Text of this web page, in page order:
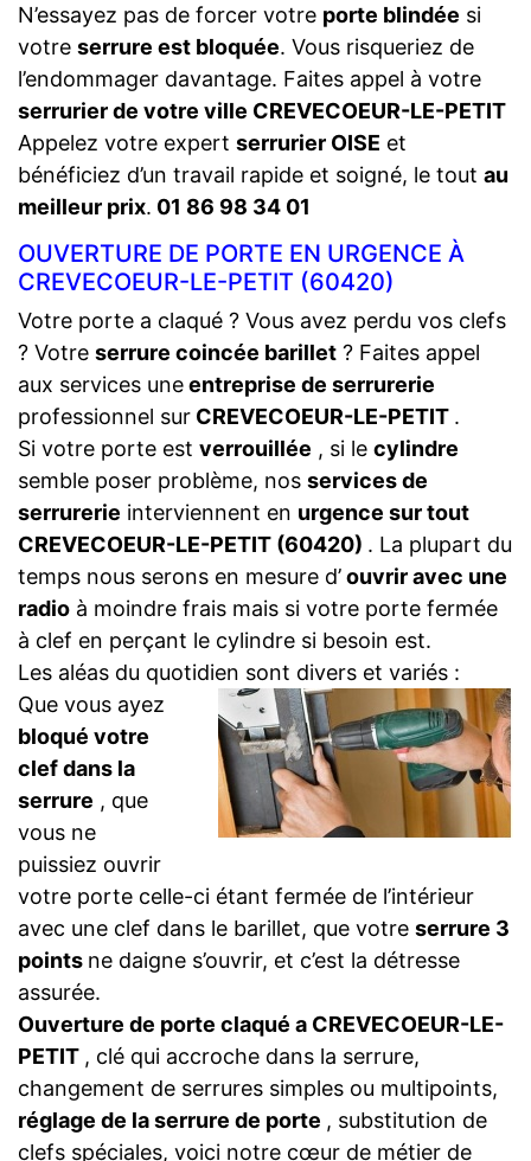
N’essayez pas de forcer votre porte blindée si
votre serrure est bloquée. Vous risqueriez de
l’endommager davantage. Faites appel à votre
serrurier de votre ville CREVECOEUR-LE-PETIT
Appelez votre expert serrurier OISE et
bénéficiez d’un travail rapide et soigné, le tout au
meilleur prix. 01 86 98 34 01
OUVERTURE DE PORTE EN URGENCE À
CREVECOEUR-LE-PETIT (60420)
Votre porte a claqué ? Vous avez perdu vos clefs
? Votre serrure coincée barillet ? Faites appel
aux services uneentreprise de serrurerie
professionnel sur CREVECOEUR-LE-PETIT .
Si votre porte est verrouillée , si le cylindre
semble poser problème, nos services de
serrurerie interviennent en urgence sur tout
CREVECOEUR-LE-PETIT (60420) . La plupart du
temps nous serons en mesure d’ouvrir avec une
radio à moindre frais mais si votre porte fermée
à clef en perçant le cylindre si besoin est.
Les aléas du quotidien sont divers et variés :
Que vous ayez
bloqué votre
clef dans la
serrure , que
vous ne
puissiez ouvrir
votre porte celle-ci étant fermée de l’intérieur
avec une clef dans le barillet, que votre serrure 3
points ne daigne s’ouvrir, et c’est la détresse
assurée.
Ouverture de porte claqué a CREVECOEUR-LE-
PETIT , clé qui accroche dans la serrure,
changement de serrures simples ou multipoints,
réglage de la serrure de porte , substitution de
clefs spéciales, voici notre cœur de métier de